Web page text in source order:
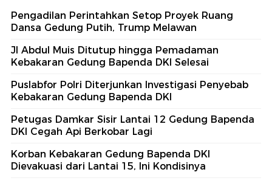
Pengadilan Perintahkan Setop Proyek Ruang
Dansa Gedung Putih, Trump Melawan
Jl Abdul Muis Ditutup hingga Pemadaman
Kebakaran Gedung Bapenda DKI Selesai
Puslabfor Polri Diterjunkan Investigasi Penyebab
Kebakaran Gedung Bapenda DKI
Petugas Damkar Sisir Lantai 12 Gedung Bapenda
DKI Cegah Api Berkobar Lagi
Korban Kebakaran Gedung Bapenda DKI
Dievakuasi dari Lantai 15, Ini Kondisinya